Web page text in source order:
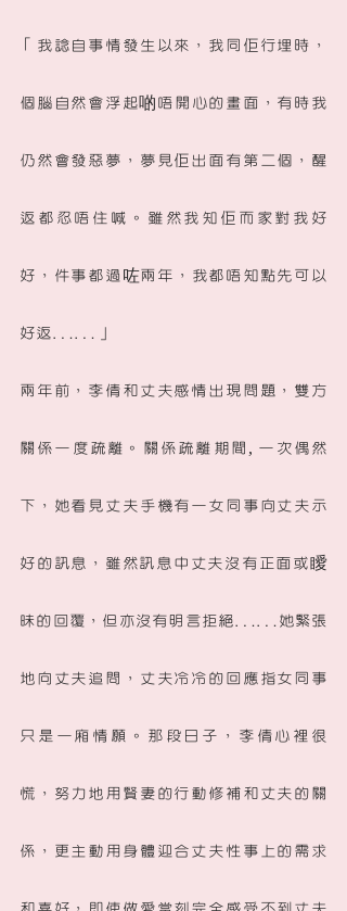
「我諗自事情發生以來，我同佢行埋時，
個腦自然會浮起啲唔開心的畫面，有時我
仍然會發惡夢，夢見佢出面有第二個，醒
返都忍唔住喊。雖然我知佢而家對我好
好，件事都過咗兩年，我都唔知點先可以
好返……」
兩年前，李倩和丈夫感情出現問題，雙方
關係一度疏離。關係疏離期間, 一次偶然
下，她看見丈夫手機有一女同事向丈夫示
好的訊息，雖然訊息中丈夫沒有正面或瞹
昧的回覆，但亦沒有明言拒絕……她緊張
地向丈夫追問，丈夫冷冷的回應指女同事
只是一廂情願。那段日子，李倩心裡很
慌，努力地用賢妻的行動修補和丈夫的關
係，更主動用身體迎合丈夫性事上的需求